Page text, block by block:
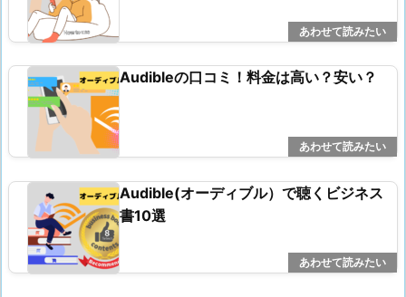
Audibleの口コミ！料金は高い？安い？
Audible(オーディブル）で聴くビジネス
書10選